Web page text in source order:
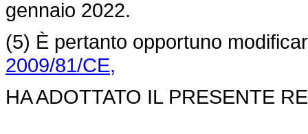
gennaio 2022.
(5) È pertanto opportuno
2009/81/CE,
HA ADOTTATO IL PRESENTE